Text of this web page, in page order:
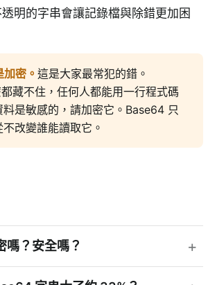
透明的字串會讓記錄檔與除錯更加困
加密 。 這是大家最常犯的錯。
藏不住，任何人都能用一行程式碼
是敏感的，請加密它。Base64 只
改變誰能讀取它。
嗎？安全嗎？